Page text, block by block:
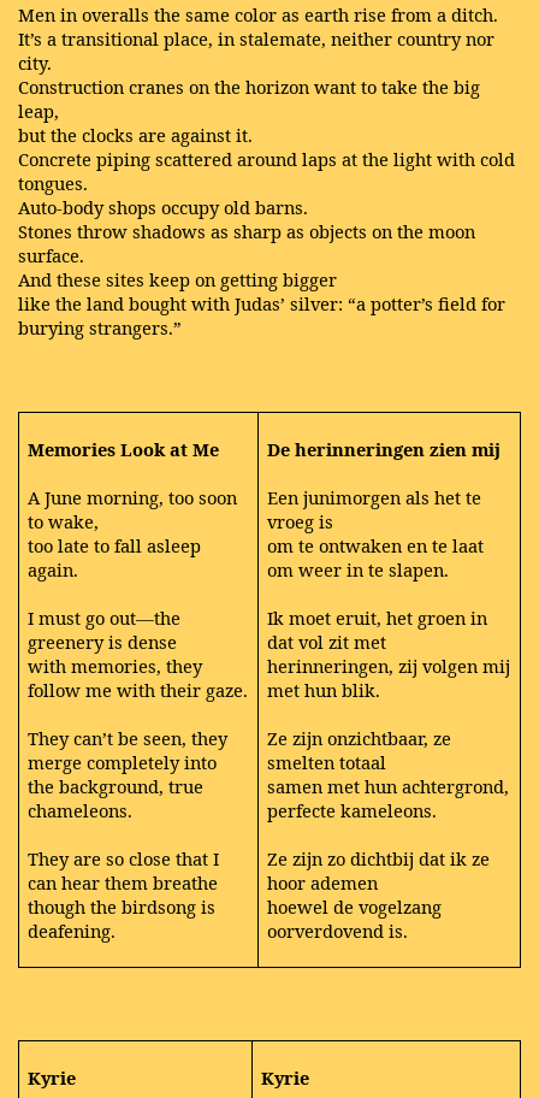
Men in overalls the same color as earth rise from a ditch.
It’s a transitional place, in stalemate, neither country nor
city.
Construction cranes on the horizon want to take the big
leap,
but the clocks are against it.
Concrete piping scattered around laps at the light with cold
tongues.
Auto-body shops occupy old barns.
Stones throw shadows as sharp as objects on the moon
surface.
And these sites keep on getting bigger
like the land bought with Judas’ silver: “a potter’s field for
burying strangers.”
Memories Look at Me
A June morning, too soon
to wake,
too late to fall asleep
again.
I must go out—the
greenery is dense
with memories, they
follow me with their gaze.
They can’t be seen, they
merge completely into
the background, true
chameleons.
They are so close that I
can hear them breathe
though the birdsong is
deafening.
De herinneringen zien mij
Een junimorgen als het te
vroeg is
om te ontwaken en te laat
om weer in te slapen.
Ik moet eruit, het groen in
dat vol zit met
herinneringen, zij volgen mij
met hun blik.
Ze zijn onzichtbaar, ze
smelten totaal
samen met hun achtergrond,
perfecte kameleons.
Ze zijn zo dichtbij dat ik ze
hoor ademen
hoewel de vogelzang
oorverdovend is.
Kyrie Kyrie